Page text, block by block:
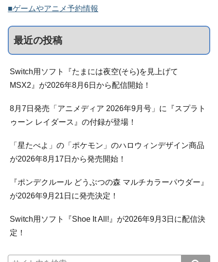
■ゲームやアニメ予約情報
最近の投稿
Switch用ソフト『たまには夜空(そら)を見上げて
MSX2』が2026年8月6日から配信開始！
8月7日発売「アニメディア 2026年9月号」に『スプラト
ゥーン レイダース』の付録が登場！
「星たべよ」の「ポケモン」のハロウィンデザイン商品
が2026年8月17日から発売開始！
『ポンデクルール どうぶつの森 マルチカラーパウダー』
が2026年9月21日に発売決定！
Switch用ソフト『Shoe It All!』が2026年9月3日に配信決
定！